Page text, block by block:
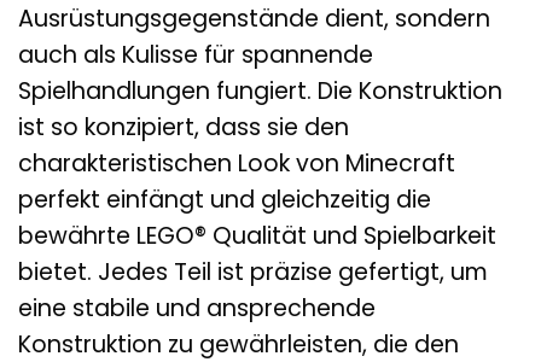
Ausrüstungsgegenstände dient, sondern
auch als Kulisse für spannende
Spielhandlungen fungiert. Die Konstruktion
ist so konzipiert, dass sie den
charakteristischen Look von Minecraft
perfekt einfängt und gleichzeitig die
bewährte LEGO® Qualität und Spielbarkeit
bietet. Jedes Teil ist präzise gefertigt, um
eine stabile und ansprechende
Konstruktion zu gewährleisten, die den